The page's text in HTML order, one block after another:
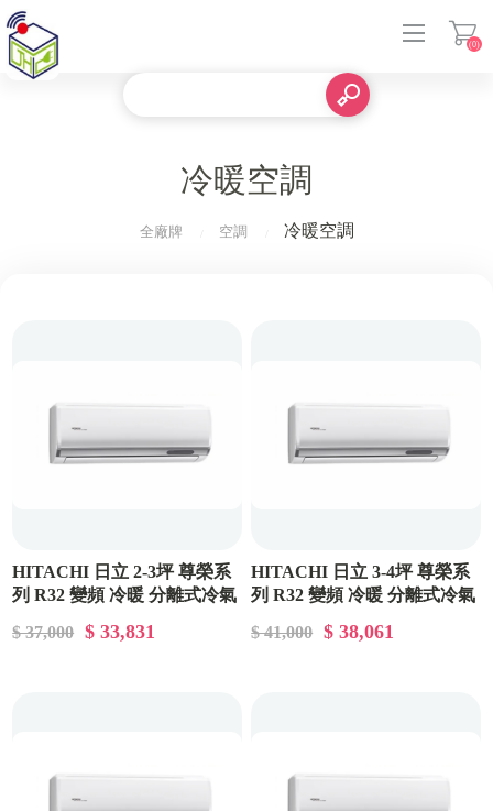
(0)
冷暖空調
全廠牌 空調 冷暖空調
HITACHI 日立 2-3坪 尊榮系
列 R32 變頻 冷暖 分離式冷氣
$ 37,000
$ 33,831
HITACHI 日立 3-4坪 尊榮系
列 R32 變頻 冷暖 分離式冷氣
$ 41,000
$ 38,061